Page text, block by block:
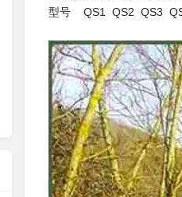
型号 QS1 QS2 QS3